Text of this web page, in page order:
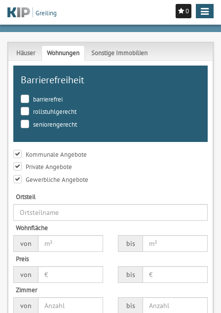
0
Toggle
Greiling
Häuser Wohnungen Sonstige Immobilien
Barrierefreiheit
barrierefrei
rollstuhlgerecht
seniorengerecht
Kommunale Angebote
Private Angebote
Gewerbliche Angebote
Ortsteil
Wohnfläche
von
bis
Preis
von
bis
Zimmer
von
bis